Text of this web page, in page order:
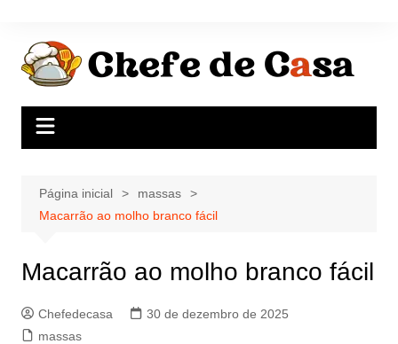
conteúdo
Página inicial
massas
Macarrão ao molho branco fácil
Macarrão ao molho branco fácil
Chefedecasa
30 de dezembro de 2025
massas